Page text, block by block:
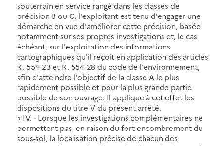
souterrain en service rangé dans les classes de
précision B ou C, l'exploitant est tenu d'engager une
démarche en vue d'améliorer cette précision, basée
notamment sur ses propres investigations et, le cas
échéant, sur l'exploitation des informations
cartographiques qu'il reçoit en application des articles
R. 554-23 et R. 554-28 du code de l'environnement,
afin d'atteindre l'objectif de la classe A le plus
rapidement possible et pour la plus grande partie
possible de son ouvrage. Il applique à cet effet les
dispositions du titre V du présent arrêté.
« IV. - Lorsque les investigations complémentaires ne
permettent pas, en raison du fort encombrement du
sous-sol, la localisation précise de chacun des